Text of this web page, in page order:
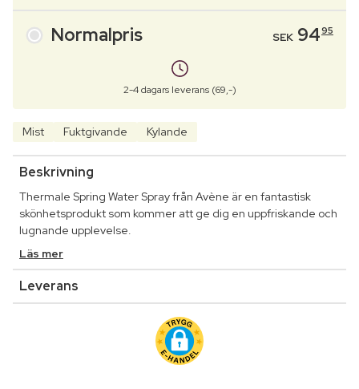
Normalpris SEK 9495
2-4 dagars leverans (69,-)
Mist Fuktgivande Kylande
Beskrivning
Thermale Spring Water Spray från Avène är en fantastisk
skönhetsprodukt som kommer att ge dig en uppfriskande och
lugnande upplevelse.
Läs mer
Leverans